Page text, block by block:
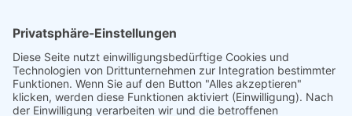
040 / 21 04 04 04-04
glinde@topf-online.de
Öffnungszeiten und mehr